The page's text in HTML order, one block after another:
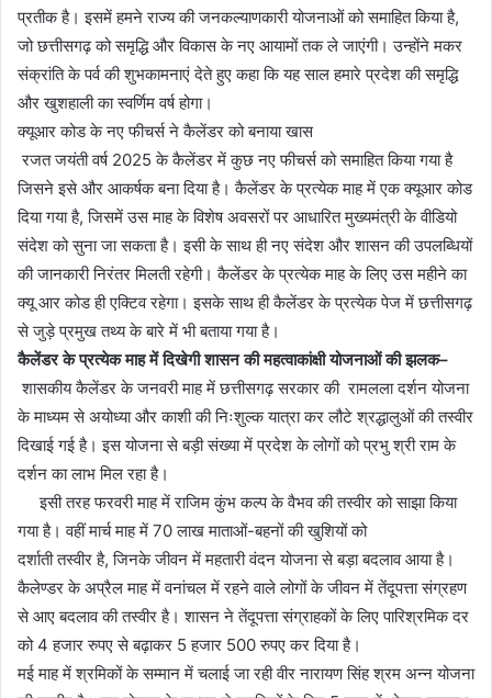
प्रतीक है। इसमें हमने राज्य की जनकल्याणकारी योजनाओं को समाहित किया है,
जो छत्तीसगढ़ को समृद्धि और विकास के नए आयामों तक ले जाएंगी। उन्होंने मकर
संक्रांति के पर्व की शुभकामनाएं देते हुए कहा कि यह साल हमारे प्रदेश की समृद्धि
और खुशहाली का स्वर्णिम वर्ष होगा।
क्यूआर कोड के नए फीचर्स ने कैलेंडर को बनाया खास
रजत जयंती वर्ष 2025 के कैलेंडर में कुछ नए फीचर्स को समाहित किया गया है
जिसने इसे और आकर्षक बना दिया है। कैलेंडर के प्रत्येक माह में एक क्यूआर कोड
दिया गया है, जिसमें उस माह के विशेष अवसरों पर आधारित मुख्यमंत्री के वीडियो
संदेश को सुना जा सकता है। इसी के साथ ही नए संदेश और शासन की उपलब्धियों
की जानकारी निरंतर मिलती रहेगी। कैलेंडर के प्रत्येक माह के लिए उस महीने का
क्यू आर कोड ही एक्टिव रहेगा। इसके साथ ही कैलेंडर के प्रत्येक पेज में छत्तीसगढ़
से जुड़े प्रमुख तथ्य के बारे में भी बताया गया है।
कैलेंडर के प्रत्येक माह में दिखेगी शासन की महत्वाकांक्षी योजनाओं की झलक–
शासकीय कैलेंडर के जनवरी माह में छत्तीसगढ़ सरकार की रामलला दर्शन योजना
के माध्यम से अयोध्या और काशी की निःशुल्क यात्रा कर लौटे श्रद्धालुओं की तस्वीर
दिखाई गई है। इस योजना से बड़ी संख्या में प्रदेश के लोगों को प्रभु श्री राम के
दर्शन का लाभ मिल रहा है।
इसी तरह फरवरी माह में राजिम कुंभ कल्प के वैभव की तस्वीर को साझा किया
गया है। वहीं मार्च माह में 70 लाख माताओं-बहनों की खुशियों को
दर्शाती तस्वीर है, जिनके जीवन में महतारी वंदन योजना से बड़ा बदलाव आया है।
कैलेण्डर के अप्रैल माह में वनांचल में रहने वाले लोगों के जीवन में तेंदूपत्ता संग्रहण
से आए बदलाव की तस्वीर है। शासन ने तेंदूपत्ता संग्राहकों के लिए पारिश्रमिक दर
को 4 हजार रुपए से बढ़ाकर 5 हजार 500 रुपए कर दिया है।
मई माह में श्रमिकों के सम्मान में चलाई जा रही वीर नारायण सिंह श्रम अन्न योजना